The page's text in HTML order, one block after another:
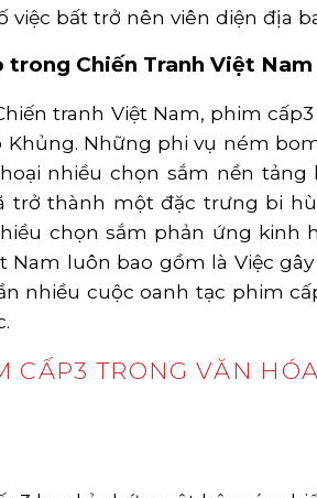
việc bất trở nên viên diện địa
trong Chiến Tranh Việt Nam
tranh Việt Nam, phim
Khủng. Những phi vụ ném
nhiều chọn sắm nền
trở thành một đặc trưng bi
chọn sắm phản ứng kinh
Nam luôn bao gồm là Việc
nhiều cuộc oanh tạc phim
CẤP3 TRONG VĂN